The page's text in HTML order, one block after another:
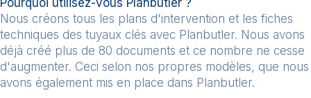
Pourquoi utilisez-vous Planbutler ?
Nous créons tous les plans d'intervention et les fiches
techniques des tuyaux clés avec Planbutler. Nous avons
déjà créé plus de 80 documents et ce nombre ne cesse
d'augmenter. Ceci selon nos propres modèles, que nous
avons également mis en place dans Planbutler.